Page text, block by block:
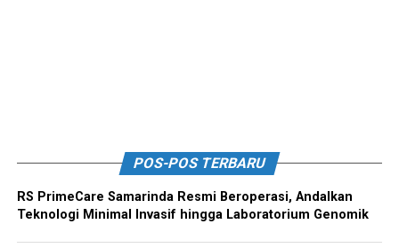
POS-POS TERBARU
RS PrimeCare Samarinda Resmi Beroperasi, Andalkan
Teknologi Minimal Invasif hingga Laboratorium Genomik